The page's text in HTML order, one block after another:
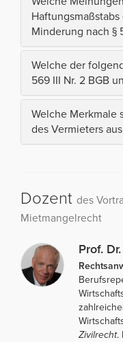
Minderung nach §
Welche der
569 III Nr. 2 BGB
Welche Merkmale
des Vermieters
Dozent des
Mietmangelrecht
Prof.
Zivilrecht.